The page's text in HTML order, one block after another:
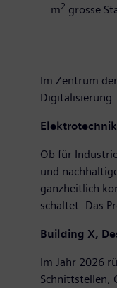
m2 grosse
Im Zentrum
Elektrotechnik
Ob für
und
ganzheitlich
schaltet. Das
Building X,
Im Jahr 2026
Schnittstellen,